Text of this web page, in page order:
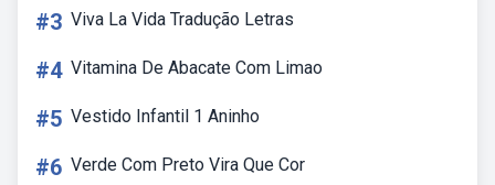
#3 Viva La Vida Tradução Letras
#4 Vitamina De Abacate Com Limao
#5 Vestido Infantil 1 Aninho
#6 Verde Com Preto Vira Que Cor